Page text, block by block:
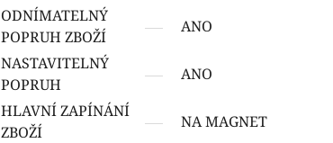
ODNÍMATELNÝ
POPRUH ZBOŽÍ
ANO
NASTAVITELNÝ
POPRUH
ANO
HLAVNÍ ZAPÍNÁNÍ
ZBOŽÍ
NA MAGNET